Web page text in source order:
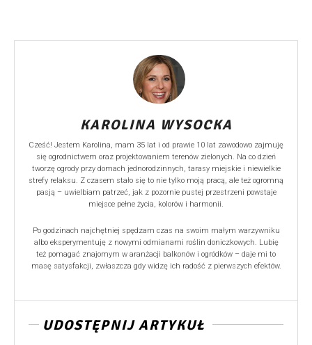
KAROLINA WYSOCKA
Cześć! Jestem Karolina, mam 35 lat i od prawie 10 lat zawodowo zajmuję
się ogrodnictwem oraz projektowaniem terenów zielonych. Na co dzień
tworzę ogrody przy domach jednorodzinnych, tarasy miejskie i niewielkie
strefy relaksu. Z czasem stało się to nie tylko moją pracą, ale też ogromną
pasją – uwielbiam patrzeć, jak z pozornie pustej przestrzeni powstaje
miejsce pełne życia, kolorów i harmonii.
Po godzinach najchętniej spędzam czas na swoim małym warzywniku
albo eksperymentuję z nowymi odmianami roślin doniczkowych. Lubię
też pomagać znajomym w aranżacji balkonów i ogródków – daje mi to
masę satysfakcji, zwłaszcza gdy widzę ich radość z pierwszych efektów.
UDOSTĘPNIJ ARTYKUŁ